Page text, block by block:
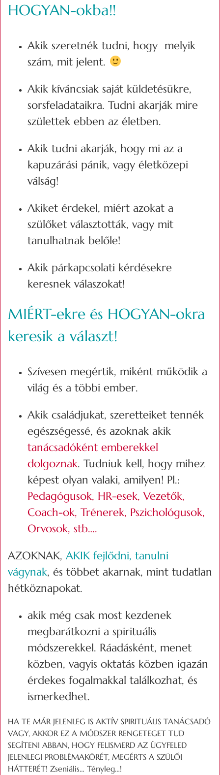
HOGYAN-okba!!
Akik szeretnék tudni, hogy melyik
szám, mit jelent.
Akik kíváncsiak saját küldetésükre,
sorsfeladataikra. Tudni akarják mire
születtek ebben az életben.
Akik tudni akarják, hogy mi az a
kapuzárási pánik, vagy életközepi
válság!
Akiket érdekel, miért azokat a
szülőket választották, vagy mit
tanulhatnak belőle!
Akik párkapcsolati kérdésekre
keresnek válaszokat!
MIÉRT-ekre és HOGYAN-okra
keresik a választ!
Szívesen megértik, miként működik a
világ és a többi ember.
Akik családjukat, szeretteiket tennék
egészségessé, és azoknak akik
tanácsadóként emberekkel
dolgoznak. Tudniuk kell, hogy mihez
képest olyan valaki, amilyen! Pl.:
Pedagógusok, HR-esek, Vezetők,
Coach-ok, Trénerek, Pszichológusok,
Orvosok, stb….
AZOKNAK, AKIK fejlődni, tanulni
vágynak, és többet akarnak, mint tudatlan
hétköznapokat.
akik még csak most kezdenek
megbarátkozni a spirituális
módszerekkel. Ráadásként, menet
közben, vagyis oktatás közben igazán
érdekes fogalmakkal találkozhat, és
ismerkedhet.
HA TE MÁR JELENLEG IS AKTÍV SPIRITUÁLIS TANÁCSADÓ
VAGY, AKKOR EZ A MÓDSZER RENGETEGET TUD
SEGÍTENI ABBAN, HOGY FELISMERD AZ ÜGYFELED
JELENLEGI PROBLÉMAKÖRÉT, MEGÉRTS A SZÜLŐI
HÁTTERÉT! Zseniális… Tényleg…!